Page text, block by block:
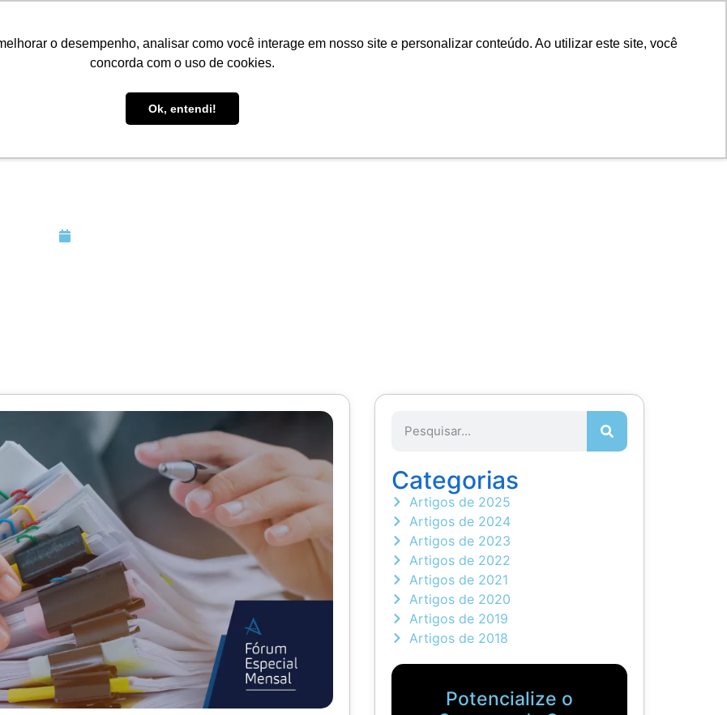
o desempenho, analisar como você interage em nosso site e personalizar conteúdo. Ao utilizar este site, você
concorda com o uso de cookies.
Ok, entendi!
Serviços Academia Artigos Trabalhe Conosco Contato
da base do PIS e Cofins –
Categorias
Artigos de 2025
Artigos de 2024
Artigos de 2023
Artigos de 2022
Artigos de 2021
Artigos de 2020
Artigos de 2019
Artigos de 2018
Potencialize o